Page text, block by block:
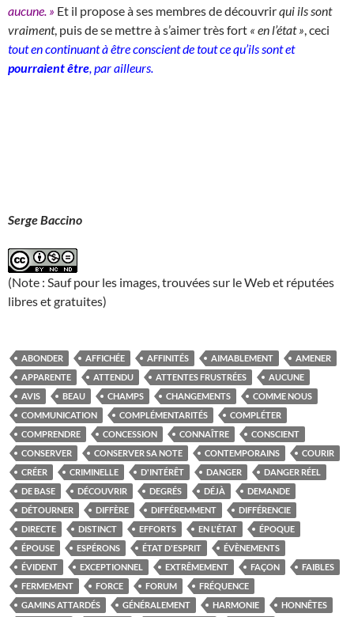
aucune. » Et il propose à ses membres de découvrirqui ils sont
vraiment, puis de se mettre à s’aimer très fort « en l’état » , ceci
tout en continuant à être conscient de tout ce qu’ils sont et
pourraient être , par ailleurs.
Serge Baccino
(Note : Sauf pour les images, trouvées sur le Web et réputées
libres et gratuites)
ABONDER AFFICHÉE AFFINITÉS AIMABLEMENT
AMENER
APPARENTE
ATTENDU ATTENTES FRUSTRÉES
AUCUNE
AVIS
BEAU CHAMPS CHANGEMENTS
COMME NOUS
COMMUNICATION
COMPLÉMENTARITÉS
COMPLÉTER
COMPRENDRE
CONCESSION CONNAÎTRE
CONSCIENT
CONSERVER
CONSERVER SA NOTE CONTEMPORAINS
COURIR
CRÉER
CRIMINELLE D'INTÉRÊT DANGER
DANGER RÉEL
DE BASE
DÉCOUVRIR DEGRÉS DÉJÀ
DEMANDE
DÉTOURNER
DIFFÈRE DIFFÉREMMENT
DIFFÉRENCIE
DIRECTE
DISTINCT EFFORTS EN L'ÉTAT
ÉPOQUE
ÉPOUSE
ESPÉRONS ÉTAT D'ESPRIT
ÉVÈNEMENTS
ÉVIDENT
EXCEPTIONNEL EXTRÊMEMENT FAÇON
FAIBLES
FERMEMENT
FORCE FORUM
FRÉQUENCE
GAMINS ATTARDÉS
GÉNÉRALEMENT HARMONIE
HONNÊTES